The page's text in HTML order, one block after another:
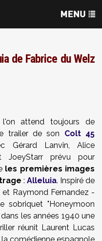
de Fabrice du Welz
attend toujours de
trailer de son Colt 45
Gérard Lanvin, Alice
JoeyStarr prévu pour
les premières images
: Alleluia. Inspiré de
Raymond Fernandez -
sobriquet "Honeymoon
les années 1940 une
réunit Laurent Lucas